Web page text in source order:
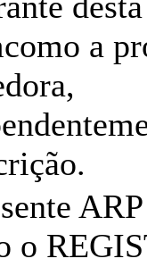
a
o